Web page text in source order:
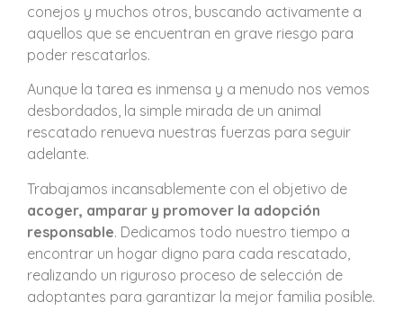
conejos y muchos otros, buscando activamente a
aquellos que se encuentran en grave riesgo para
poder rescatarlos.
Aunque la tarea es inmensa y a menudo nos vemos
desbordados, la simple mirada de un animal
rescatado renueva nuestras fuerzas para seguir
adelante.
Trabajamos incansablemente con el objetivo de
acoger, amparar y promover la adopción
responsable. Dedicamos todo nuestro tiempo a
encontrar un hogar digno para cada rescatado,
realizando un riguroso proceso de selección de
adoptantes para garantizar la mejor familia posible.